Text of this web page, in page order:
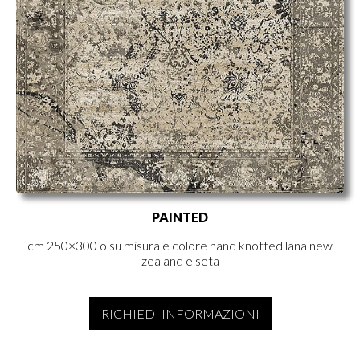
PAINTED
cm 250×300 o su misura e colore hand knotted lana new
zealand e seta
RICHIEDI INFORMAZIONI